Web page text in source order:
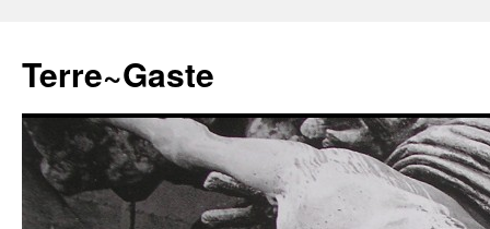
contenu
Terre~Gaste